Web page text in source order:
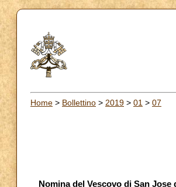
Home > Bollettino > 2019 > 01 > 07
Nomina del Vescovo di San